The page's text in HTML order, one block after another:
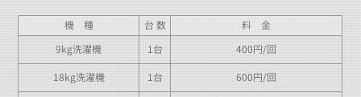
機 種 台 数
料 金
9kg洗濯機
1台 400円/回
18kg洗濯機 1台 600円/回